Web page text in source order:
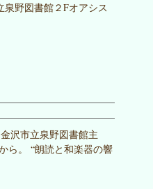
野図書館２Fオアシス
沢市立泉野図書館主
ら。 “朗読と和楽器の響